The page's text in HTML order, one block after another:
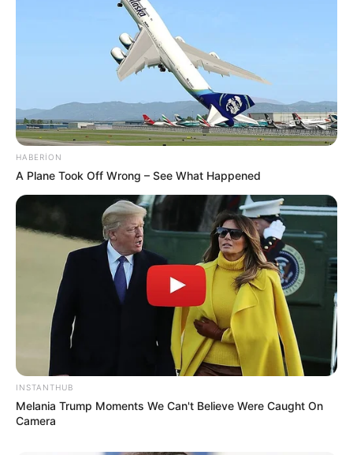
10:48 / 06 Avqust 2026 CƏMİYYƏT
Ekoloqdan ekoloji bərpa ilə bağlı
MÜHÜM AÇIQLAMA: Hansı hallarda
müdaxilə qaçılmazdır?
32 0
HABERION
A Plane Took Off Wrong – See What Happened
INSTANTHUB
Melania Trump Moments We Can't Believe Were Caught On
Camera